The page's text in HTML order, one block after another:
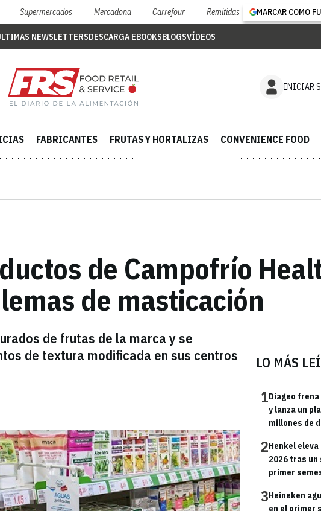
Supermercados Mercadona Carrefour Remitidas MARCAR COMO
NEWSLETTERSDESCARGA EBOOKSBLOGSVÍDEOS
INICIAR
FABRICANTES FRUTAS Y HORTALIZAS CONVENIENCE FOOD
de Campofrío
de masticación
de frutas de la marca y se
de textura modificada en sus centros
LO MÁS
1Diageo
y lanza un
millones de
2Henkel
2026 tras
primer
3Heineken
en el primer